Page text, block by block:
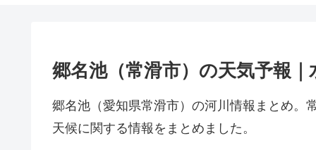
郷名池（常滑市）の天気予報｜
郷名池（愛知県常滑市）の河川情報まとめ。
天候に関する情報をまとめました。